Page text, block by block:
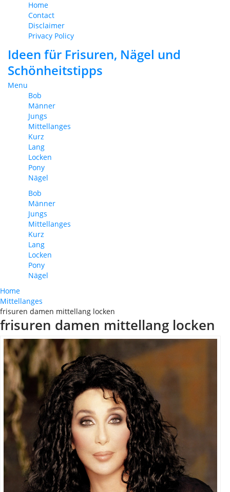
Home
Contact
Disclaimer
Privacy Policy
Ideen für Frisuren, Nägel und
Schönheitstipps
Menu
Bob
Männer
Jungs
Mittellanges
Kurz
Lang
Locken
Pony
Nägel
Bob
Männer
Jungs
Mittellanges
Kurz
Lang
Locken
Pony
Nägel
Home
Mittellanges
frisuren damen mittellang locken
frisuren damen mittellang locken